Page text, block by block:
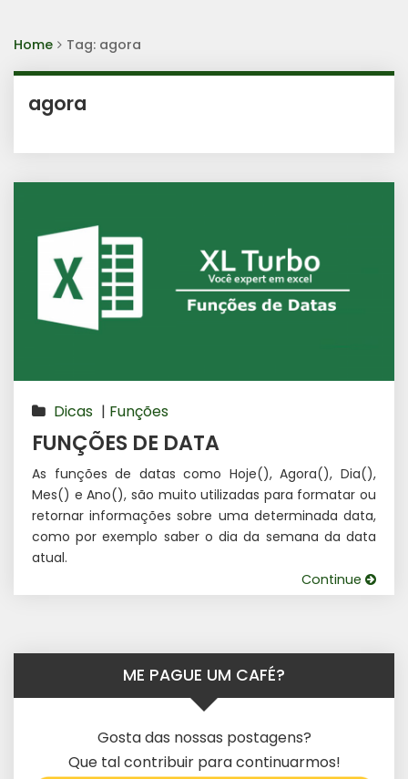
Home Tag: agora
agora
Dicas | Funções
FUNÇÕES DE DATA
As funções de datas como Hoje(), Agora(), Dia(),
Mes() e Ano(), são muito utilizadas para formatar ou
retornar informações sobre uma determinada data,
como por exemplo saber o dia da semana da data
atual.
Continue
ME PAGUE UM CAFÉ?
Gosta das nossas postagens?
Que tal contribuir para continuarmos!